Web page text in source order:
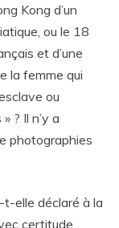
Kong d’un
ou le 18
et d’une
la femme qui
ou
? Il n’y a
photographies
t-elle déclaré à la
certitude,